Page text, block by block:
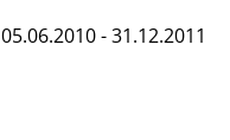
05.06.2010 - 31.12.2011